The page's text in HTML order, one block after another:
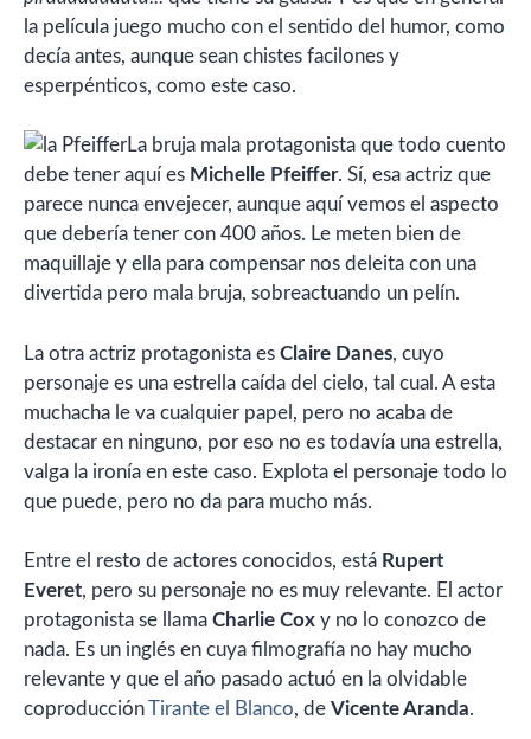
la película juego mucho con el sentido del humor, como
decía antes, aunque sean chistes facilones y
esperpénticos, como este caso.
La bruja mala protagonista que todo cuento
debe tener aquí es Michelle Pfeiffer. Sí, esa actriz que
parece nunca envejecer, aunque aquí vemos el aspecto
que debería tener con 400 años. Le meten bien de
maquillaje y ella para compensar nos deleita con una
divertida pero mala bruja, sobreactuando un pelín.
La otra actriz protagonista es Claire Danes, cuyo
personaje es una estrella caída del cielo, tal cual. A esta
muchacha le va cualquier papel, pero no acaba de
destacar en ninguno, por eso no es todavía una estrella,
valga la ironía en este caso. Explota el personaje todo lo
que puede, pero no da para mucho más.
Entre el resto de actores conocidos, está Rupert
Everet, pero su personaje no es muy relevante. El actor
protagonista se llama Charlie Cox y no lo conozco de
nada. Es un inglés en cuya filmografía no hay mucho
relevante y que el año pasado actuó en la olvidable
coproducciónTirante el Blanco, de Vicente Aranda.